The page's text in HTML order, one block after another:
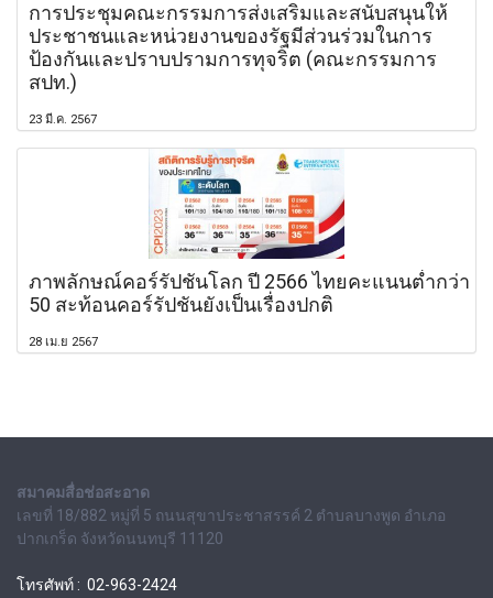
การประชุมคณะกรรมการส่งเสริมและสนับสนุนให้
ประชาชนและหน่วยงานของรัฐมีส่วนร่วมในการ
ป้องกันและปราบปรามการทุจริต (คณะกรรมการ
สปท.)
23 มี.ค. 2567
ภาพลักษณ์คอร์รัปชันโลก ปี 2566 ไทยคะแนนต่ำกว่า
50 สะท้อนคอร์รัปชันยังเป็นเรื่องปกติ
28 เม.ย 2567
สมาคมสื่อช่อสะอาด
เลขที่ 18/882 หมู่ที่ 5 ถนนสุขาประชาสรรค์ 2 ตำบลบางพูด อำเภอ
ปากเกร็ด จังหวัดนนทบุรี 11120
โทรศัพท์ : 02-963-2424